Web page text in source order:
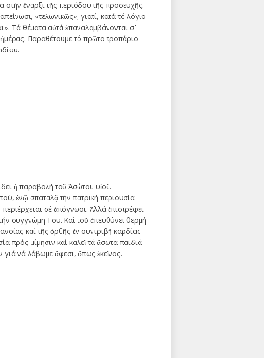
στήν ἔναρξι τῆς περιόδου τῆς προσευχῆς.
«τελωνικῶς», γιατί, κατά τό λόγιο
Τά θέματα αὐτά ἐπαναλαμβάνονται σ᾽
ἡμέρας. Παραθέτουμε τό πρῶτο τροπάριο
ἡ παραβολή τοῦ Ἀσώτου υἱοῦ.
ἐνῷ σπαταλᾷ τήν πατρική περιουσία
σέ ἀπόγνωσι. Ἀλλά ἐπιστρέφει
συγγνώμη Του. Καί τοῦ ἀπευθύνει θερμή
καί τῆς ὀρθῆς ἐν συντριβῇ καρδίας
πρός μίμησιν καί καλεῖ τά ἄσωτα παιδιά
νά λάβωμε ἄφεσι, ὅπως ἐκεῖνος.